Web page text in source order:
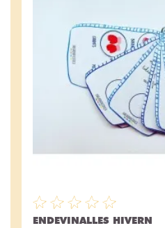
ENDEVINALLES HIVERN